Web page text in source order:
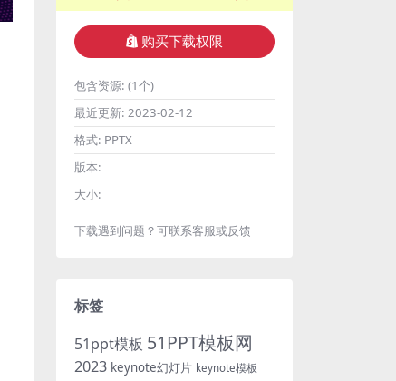
购买下载权限
包含资源: (1个)
最近更新: 2023-02-12
格式: PPTX
版本:
大小:
下载遇到问题？可联系客服或反馈
标签
51ppt模板 51PPT模板网
2023 keynote幻灯片 keynote模板